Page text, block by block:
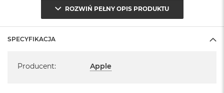
ROZWIŃ PEŁNY OPIS PRODUKTU
SPECYFIKACJA
Producent: Apple